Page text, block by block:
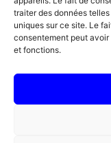
traiter des données
uniques sur ce site. Le
consentement peut
et fonctions.
Bon cadeau
Recettes
Actualités